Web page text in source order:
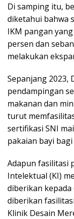
Di samping itu,
diketahui bahwa
IKM pangan
persen dan
melakukan
Sepanjang 2023,
pendampingan
makanan dan
turut
sertifikasi SNI
pakaian bayi bagi
Adapun fasilitasi
Intelektual (KI)
diberikan kepada
diberikan
Klinik Desain